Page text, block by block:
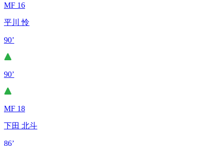
MF 16
平川 怜
90’
90’
MF 18
下田 北斗
86’